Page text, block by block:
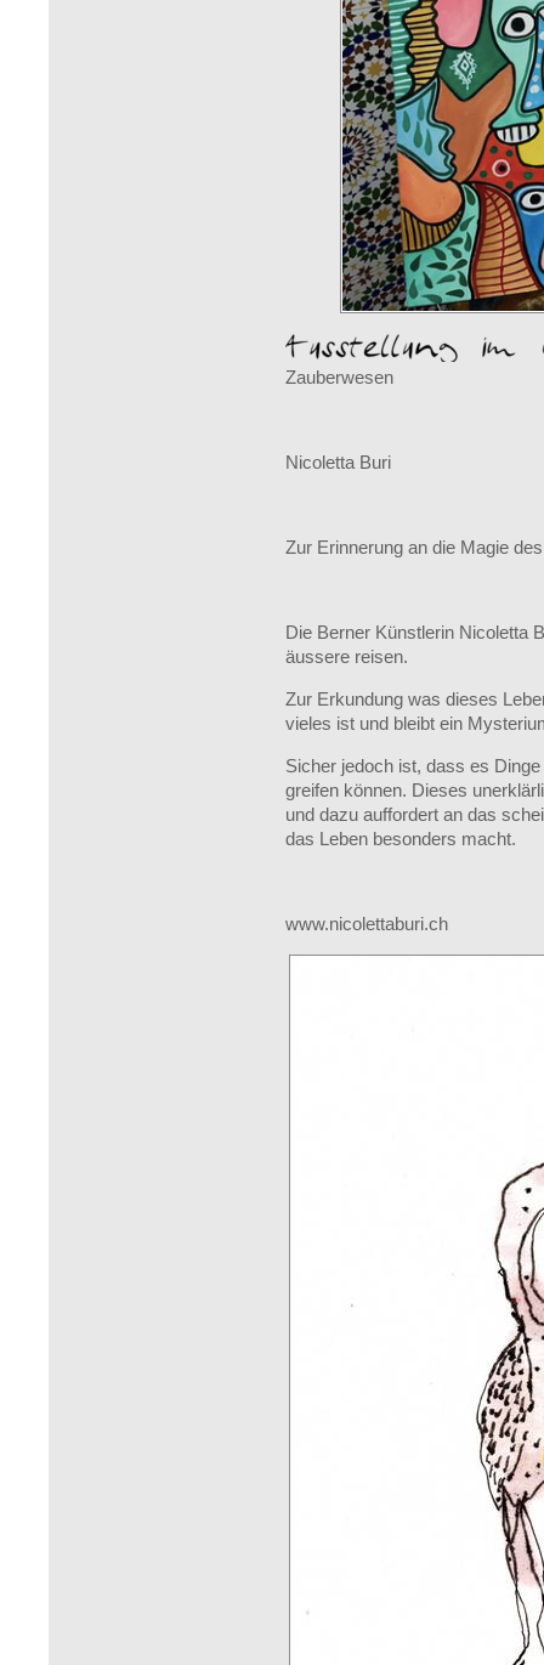
Zauberwesen
Nicoletta Buri
Zur Erinnerung an die Magie
Die Berner Künstlerin Nicoletta
äussere reisen.
Zur Erkundung was dieses
vieles ist und bleibt ein
Sicher jedoch ist, dass es
greifen können. Dieses
und dazu auffordert an das
das Leben besonders macht.
www.nicolettaburi.ch